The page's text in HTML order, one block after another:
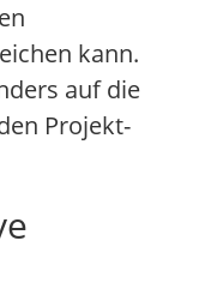
kann.
auf die
Projekt-